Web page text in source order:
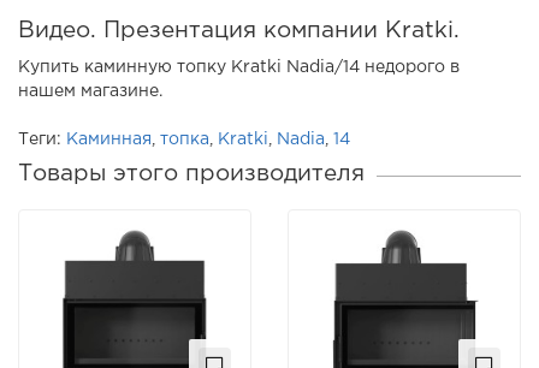
Видео. Презентация компании Kratki.
Купить каминную топку Kratki Nadia/14 недорого в
нашем магазине.
Теги: Каминная топка Kratki Nadia 14
Товары этого производителя